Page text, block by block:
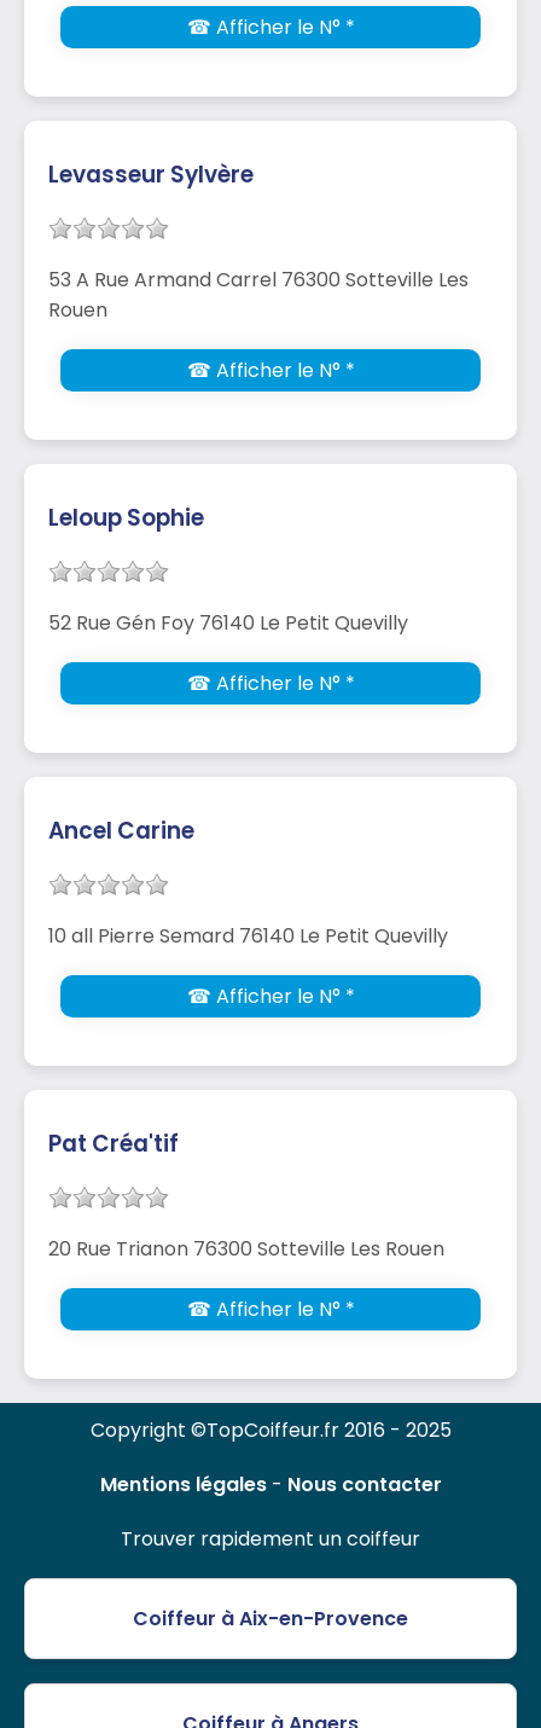
☎ Afficher le N° *
Levasseur Sylvère
53 A Rue Armand Carrel 76300 Sotteville Les
Rouen
☎ Afficher le N° *
Leloup Sophie
52 Rue Gén Foy 76140 Le Petit Quevilly
☎ Afficher le N° *
Ancel Carine
10 all Pierre Semard 76140 Le Petit Quevilly
☎ Afficher le N° *
Pat Créa'tif
20 Rue Trianon 76300 Sotteville Les Rouen
☎ Afficher le N° *
Copyright ©TopCoiffeur.fr 2016 - 2025
Mentions légales- Nous contacter
Trouver rapidement un coiffeur
Coiffeur à Aix-en-Provence